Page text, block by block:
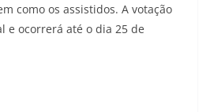
como os assistidos. A votação
e ocorrerá até o dia 25 de